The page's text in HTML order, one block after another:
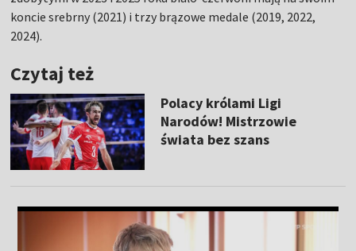
koncie srebrny (2021) i trzy brązowe medale (2019, 2022,
2024).
Czytaj też
Polacy królami Ligi
Narodów! Mistrzowie
świata bez szans